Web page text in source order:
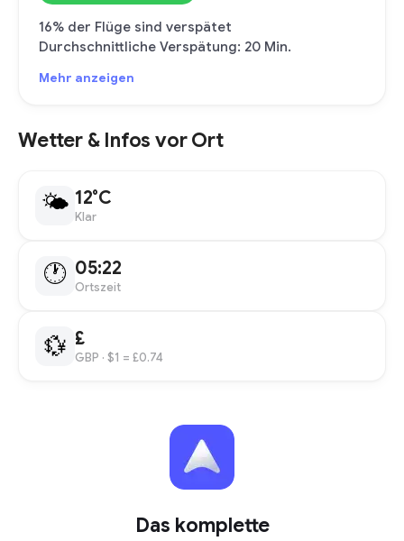
16% der Flüge sind verspätet
Durchschnittliche Verspätung: 20 Min.
Mehr anzeigen
Wetter & Infos vor Ort
🌤 12°C
Klar
🕐 05:22
Ortszeit
💱 £
GBP · $1 = £0.74
Das komplette